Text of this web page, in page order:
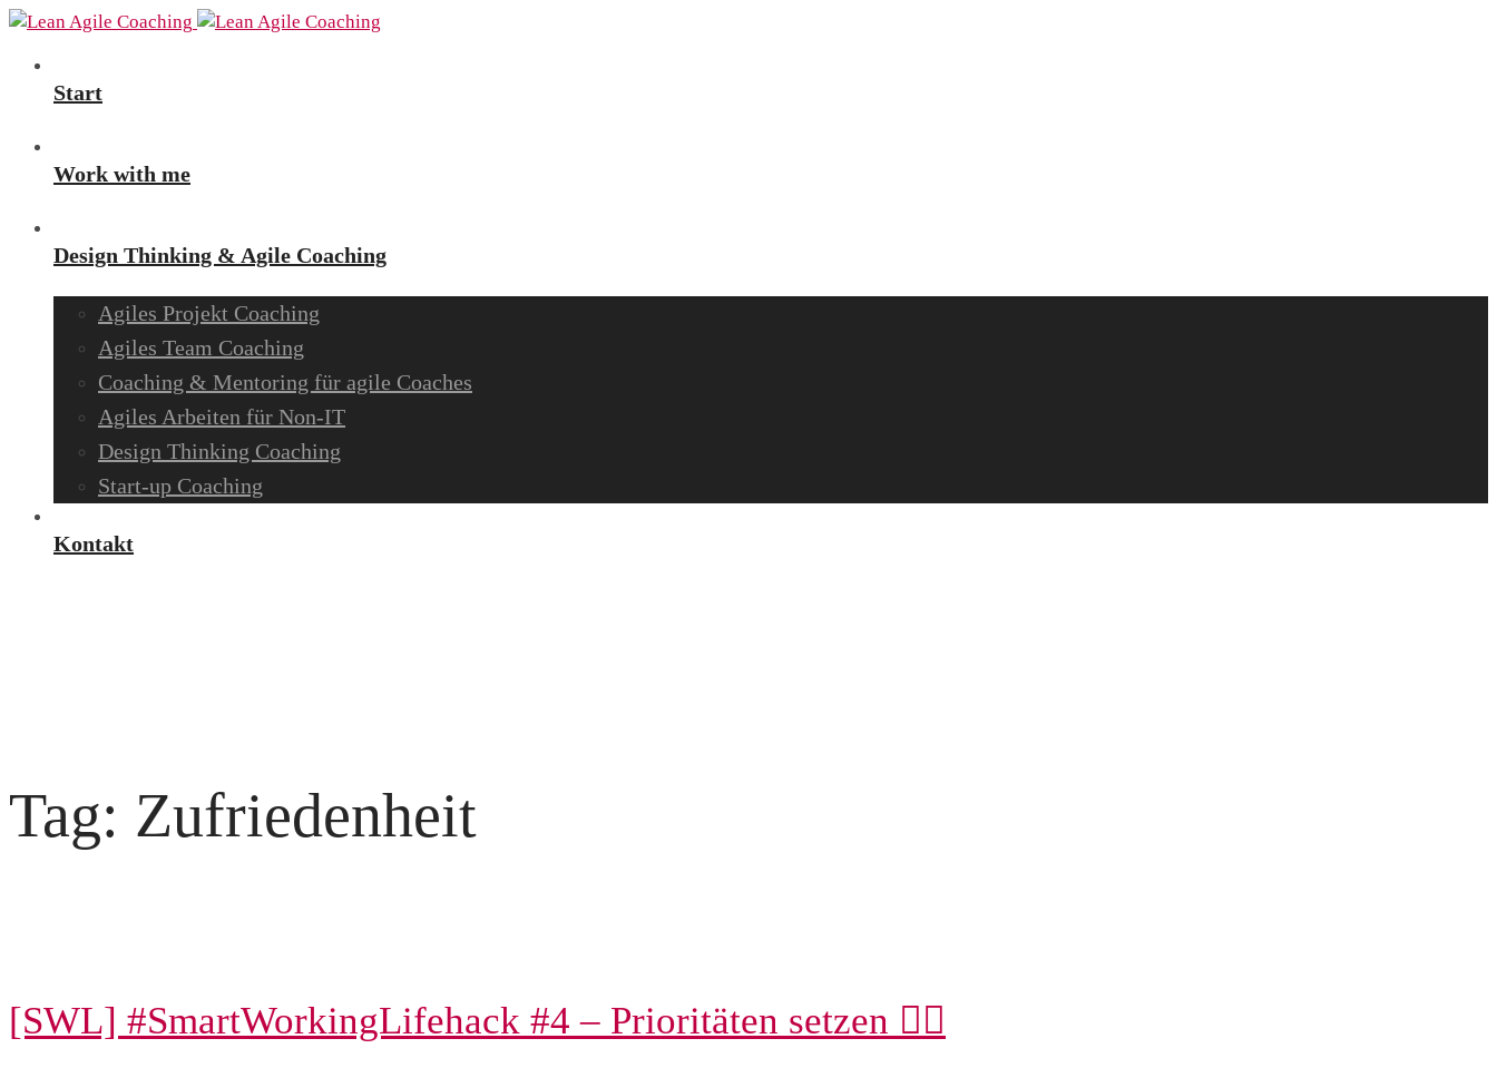
Start
Work with me
Design Thinking & Agile Coaching
Agiles Projekt Coaching
Agiles Team Coaching
Coaching & Mentoring für agile Coaches
Agiles Arbeiten für Non-IT
Design Thinking Coaching
Start-up Coaching
Kontakt
Tag: Zufriedenheit
[SWL] #SmartWorkingLifehack #4 – Prioritäten setzen 🙅‍♀️